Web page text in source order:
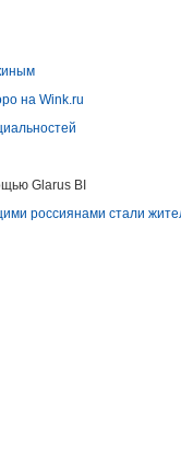
на Wink.ru
Glarus BI
россиянами стали